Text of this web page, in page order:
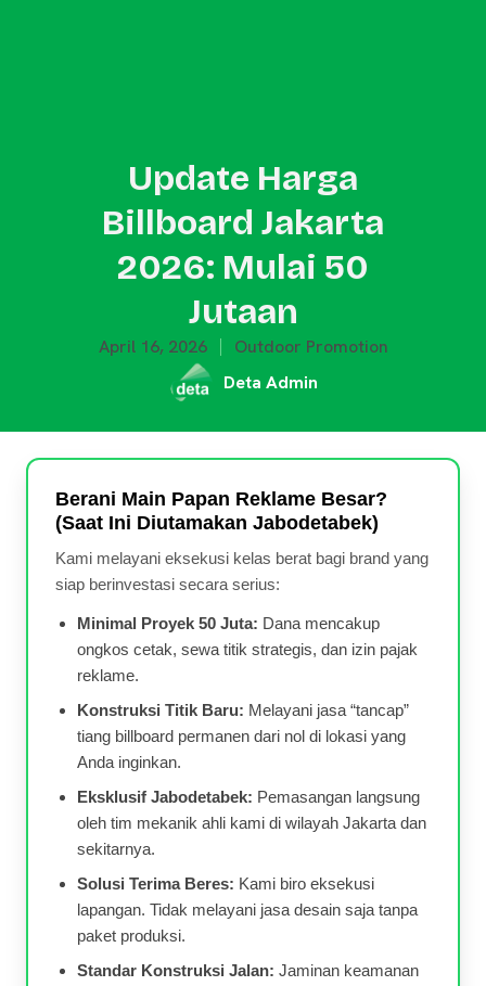
Update Harga
Billboard Jakarta
2026: Mulai 50
Jutaan
April 16, 2026
Outdoor Promotion
Deta Admin
Berani Main Papan Reklame Besar?
(Saat Ini Diutamakan Jabodetabek)
Kami melayani eksekusi kelas berat bagi brand yang
siap berinvestasi secara serius:
Minimal Proyek 50 Juta: Dana mencakup
ongkos cetak, sewa titik strategis, dan izin pajak
reklame.
Konstruksi Titik Baru: Melayani jasa “tancap”
tiang billboard permanen dari nol di lokasi yang
Anda inginkan.
Eksklusif Jabodetabek: Pemasangan langsung
oleh tim mekanik ahli kami di wilayah Jakarta dan
sekitarnya.
Solusi Terima Beres: Kami biro eksekusi
lapangan. Tidak melayani jasa desain saja tanpa
paket produksi.
Standar Konstruksi Jalan: Jaminan keamanan